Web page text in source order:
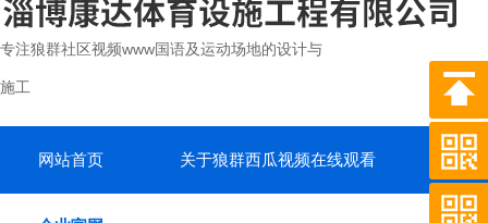
专注狼群社区视频www国语及运动场地的设计与
施工
网站首页 关于狼群西瓜视频在线观看 产